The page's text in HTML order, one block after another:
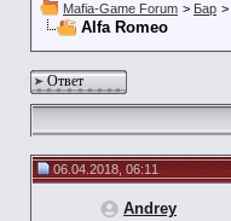
Mafia-Game Forum > Бар >
Alfa Romeo
Ответ
06.04.2018, 06:11
Andrey